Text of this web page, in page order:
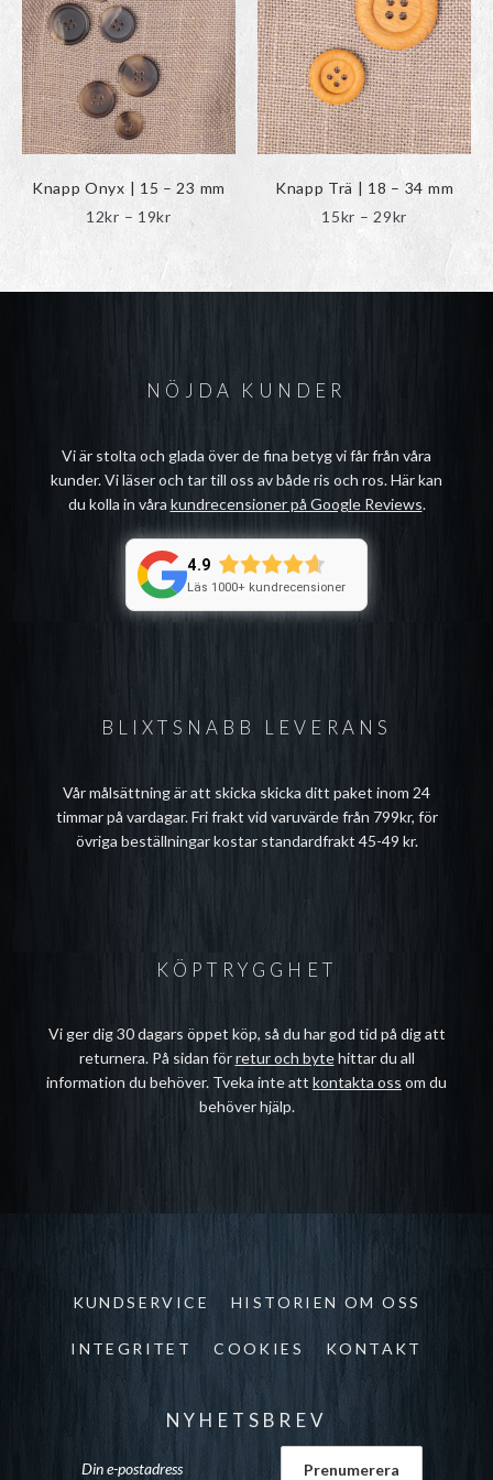
Knapp Onyx | 15 – 23 mm
12kr – 19krPrisintervall:
19kr
varianter.
De
olika
alternativen
kan
väljas
på
produktsidan
Knapp Trä | 18 – 34 mm
15kr – 29kr
29kr
varianter.
De
olika
alternativen
kan
väljas
på
produktsidan
BLIXTSNABB LEVERANS
Vår målsättning är att skicka skicka ditt paket inom 24
timmar på vardagar. Fri frakt vid varuvärde från 799kr, för
övriga beställningar kostar standardfrakt 45-49 kr.
NÖJDA KUNDER
Vi är stolta och glada över de fina betyg vi får från våra
kunder. Vi läser och tar till oss av både ris och ros. Här kan
du kolla in våra kundrecensioner på Google Reviews.
4.9
Läs 1000+ kundrecensioner
KÖPTRYGGHET
Vi ger dig 30 dagars öppet köp, så du har god tid på dig att
returnera. På sidan förretur och bytehittar du all
information du behöver. Tveka inte att kontakta oss om du
behöver hjälp.
KUNDSERVICE HISTORIEN OM OSS
INTEGRITET COOKIES KONTAKT
NYHETSBREV